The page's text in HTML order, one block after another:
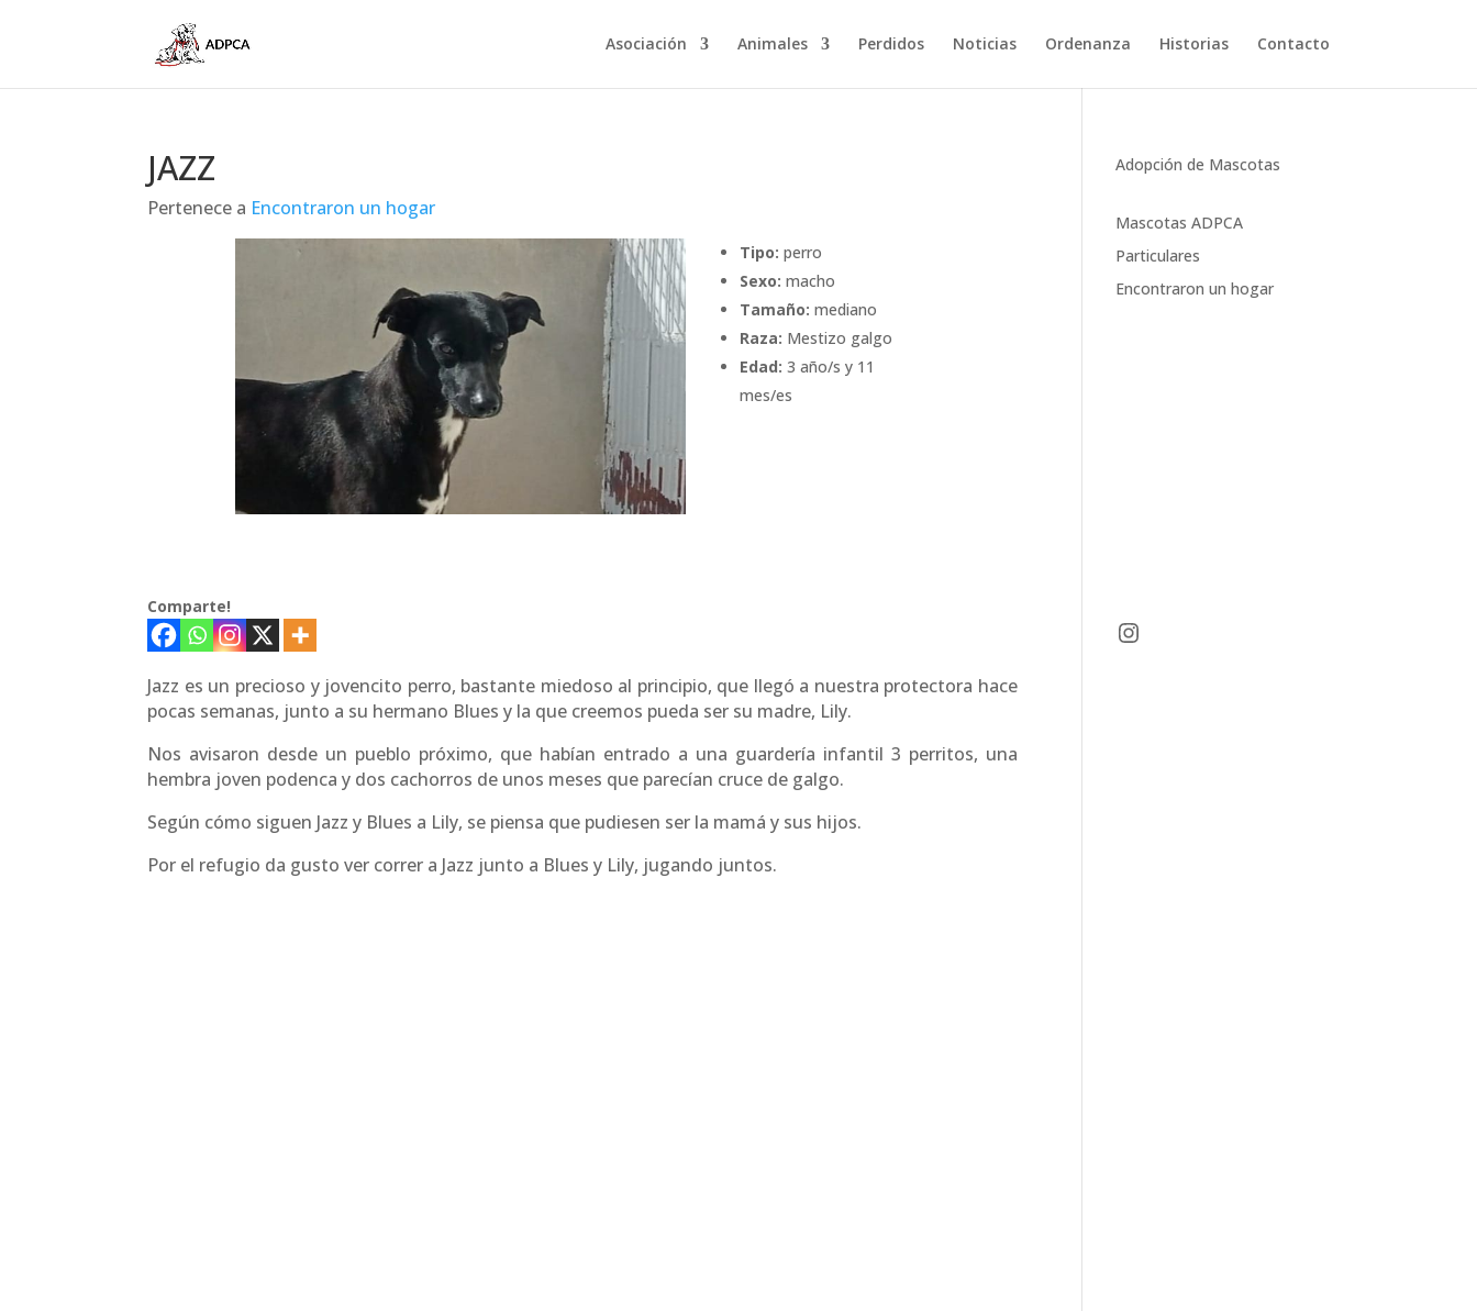
Asociación Animales Perdidos Noticias Ordenanza Historias Contacto
JAZZ
Pertenece a Encontraron un hogar
Tipo: perro
Sexo: macho
Tamaño: mediano
Raza: Mestizo galgo
Edad: 3 año/s y 11
mes/es
Comparte!
Jazz es un precioso y jovencito perro, bastante miedoso al principio, que llegó a nuestra protectora hace
pocas semanas, junto a su hermano Blues y la que creemos pueda ser su madre, Lily.
Nos avisaron desde un pueblo próximo, que habían entrado a una guardería infantil 3 perritos, una
hembra joven podenca y dos cachorros de unos meses que parecían cruce de galgo.
Según cómo siguen Jazz y Blues a Lily, se piensa que pudiesen ser la mamá y sus hijos.
Por el refugio da gusto ver correr a Jazz junto a Blues y Lily, jugando juntos.
Adopción de Mascotas
Mascotas ADPCA
Particulares
Encontraron un hogar
Instagram